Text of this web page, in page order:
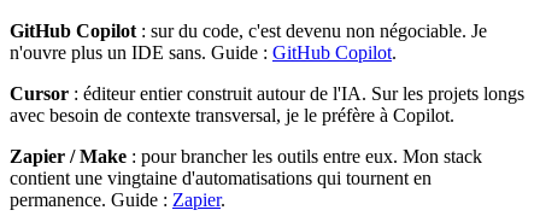
GitHub Copilot : sur du code, c'est devenu non négociable. Je
n'ouvre plus un IDE sans. Guide : GitHub Copilot.
Cursor : éditeur entier construit autour de l'IA. Sur les projets longs
avec besoin de contexte transversal, je le préfère à Copilot.
Zapier / Make : pour brancher les outils entre eux. Mon stack
contient une vingtaine d'automatisations qui tournent en
permanence. Guide : Zapier.